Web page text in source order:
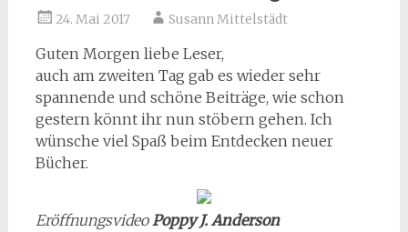
24. Mai 2017 Susann Mittelstädt
Guten Morgen liebe Leser,
auch am zweiten Tag gab es wieder sehr
spannende und schöne Beiträge, wie schon
gestern könnt ihr nun stöbern gehen. Ich
wünsche viel Spaß beim Entdecken neuer
Bücher.
EröffnungsvideoPoppy J. Anderson